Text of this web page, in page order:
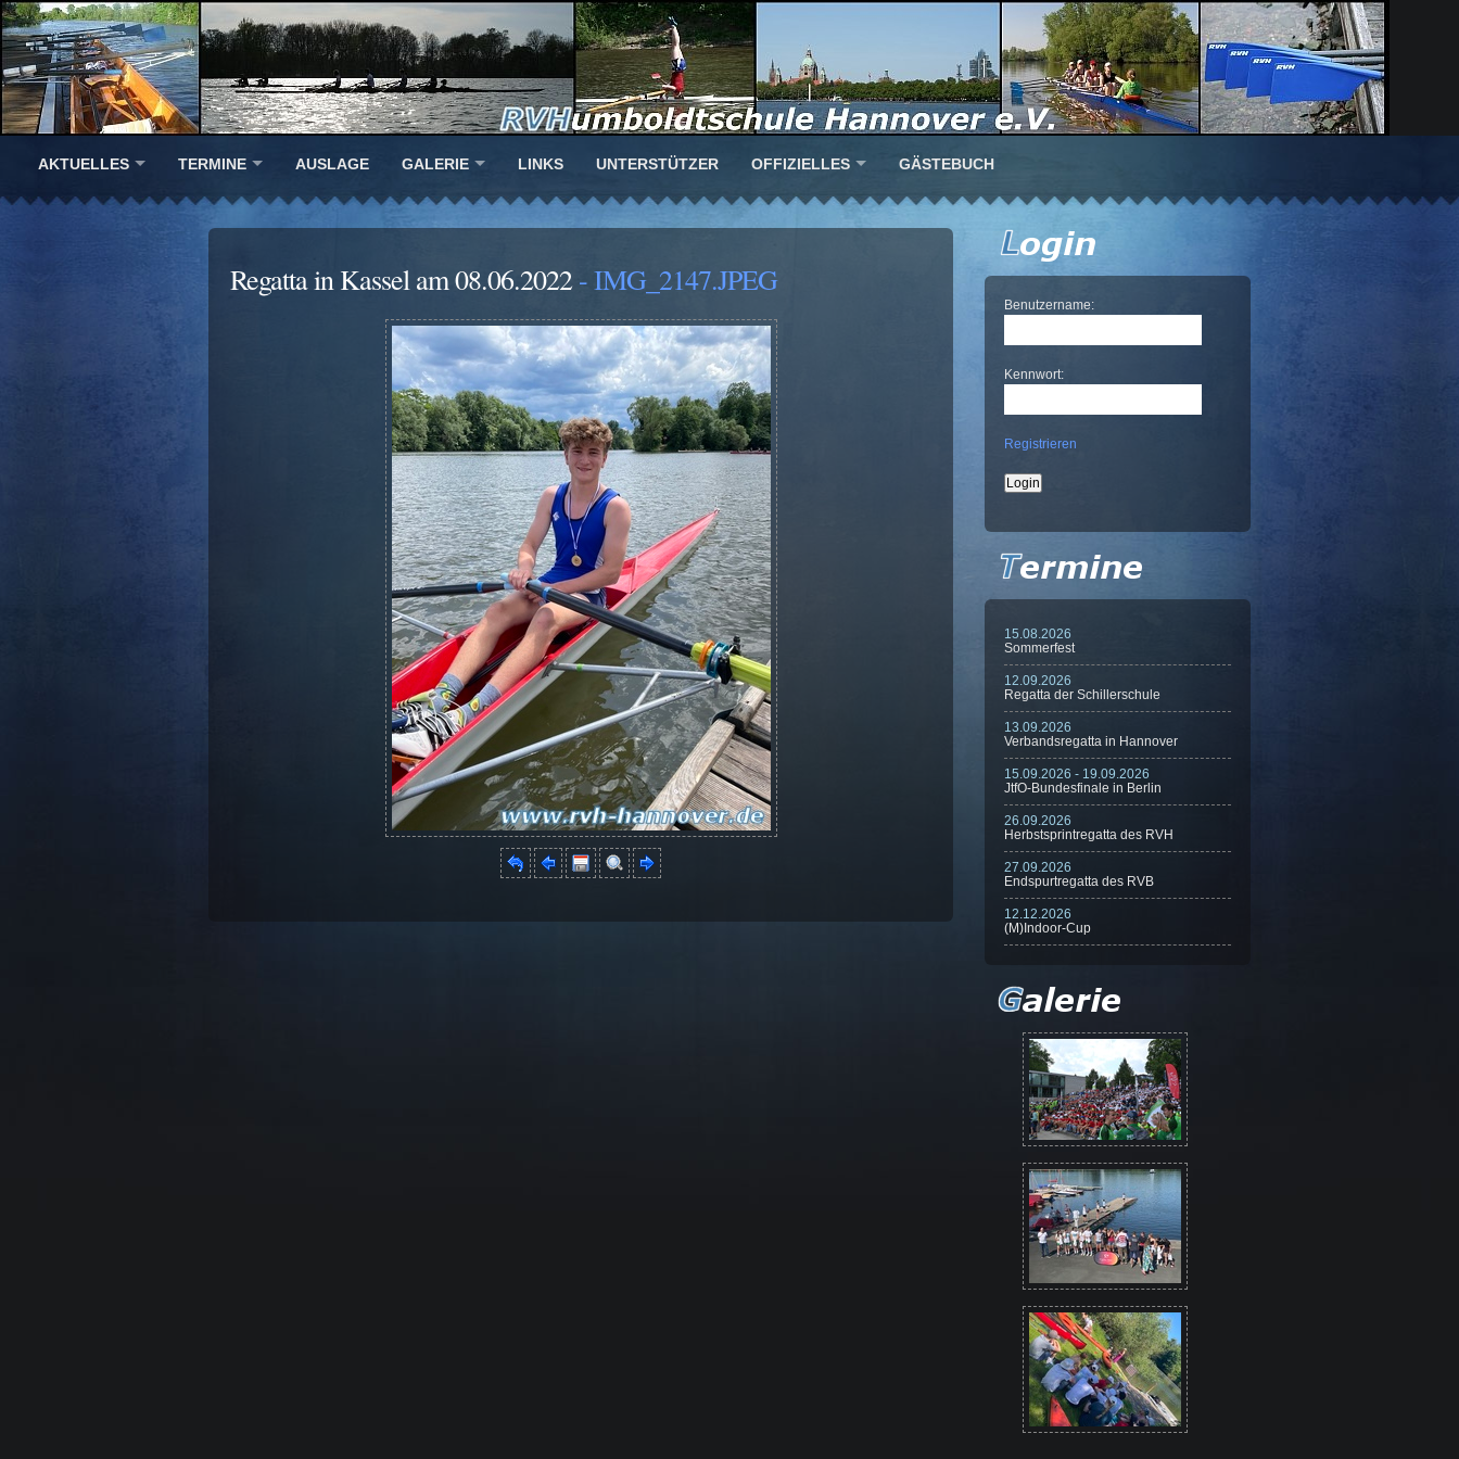
AKTUELLES TERMINE AUSLAGE GALERIE LINKS UNTERSTÜTZER OFFIZIELLES GÄSTEBUCH
Regatta in Kassel am 08.06.2022- IMG_2147.JPEG
Benutzername:
Kennwort:
Registrieren
15.08.2026
Sommerfest
12.09.2026
Regatta der Schillerschule
13.09.2026
Verbandsregatta in Hannover
15.09.2026 - 19.09.2026
JtfO-Bundesfinale in Berlin
26.09.2026
Herbstsprintregatta des RVH
27.09.2026
Endspurtregatta des RVB
12.12.2026
(M)Indoor-Cup